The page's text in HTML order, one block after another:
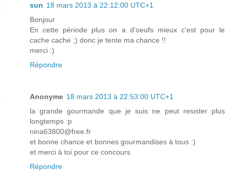
sun 18 mars 2013 à 22:12:00 UTC+1
Bonjour
En cette période plus on a d'oeufs mieux c'est pour le
cache cache ;) donc je tente ma chance !!
merci :)
Répondre
Anonyme 18 mars 2013 à 22:53:00 UTC+1
la grande gourmande que je suis ne peut resister plus
longtemps :p
nina63800@free.fr
et bonne chance et bonnes gourmandises à tous :)
et merci à toi pour ce concours
Répondre